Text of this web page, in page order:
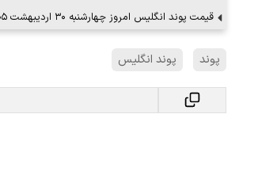
قیمت پوند انگلیس امروز چهارشنبه ۳۰ اردیبهشت ۱۴۰۵
پوند پوند انگلیس